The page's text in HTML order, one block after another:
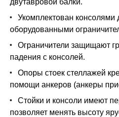
двутавровой балки.
Укомплектован
оборудованными
Ограничители защищают
падения с консолей.
Опоры стоек стеллажей
помощи анкеров (анкеры
Стойки и консоли имеют
позволяет менять высоту